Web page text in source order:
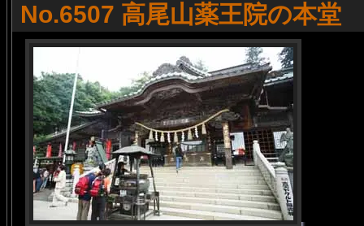
No.6507 高尾山薬王院の本堂